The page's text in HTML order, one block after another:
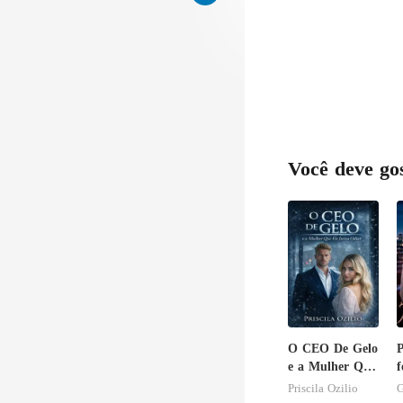
Você deve
O CEO De Gelo
e a Mulher Que
Ele Jurou
Priscila Ozilio